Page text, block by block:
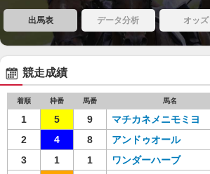
出馬表 データ分析 オッズ
競走成績
着順 枠番 馬番 馬名
1 5 9 マチカネメニモミヨ
2
4 8 アンドゥオール
3
1 1 ワンダーハーブ